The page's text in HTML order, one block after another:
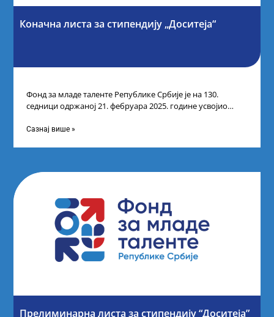
Коначна листа за стипендију „Доситеја“
Фонд за младе таленте Републике Србије је на 130.
седници одржаној 21. фебруара 2025. године усвојио
Сазнај више »
Прелиминарна листа за стипендију “Доситеја”